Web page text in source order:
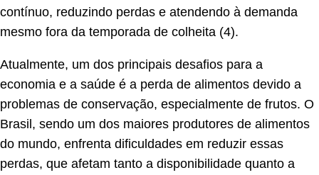
contínuo, reduzindo perdas e atendendo à demanda
mesmo fora da temporada de colheita (4).
Atualmente, um dos principais desafios para a
economia e a saúde é a perda de alimentos devido a
problemas de conservação, especialmente de frutos. O
Brasil, sendo um dos maiores produtores de alimentos
do mundo, enfrenta dificuldades em reduzir essas
perdas, que afetam tanto a disponibilidade quanto a